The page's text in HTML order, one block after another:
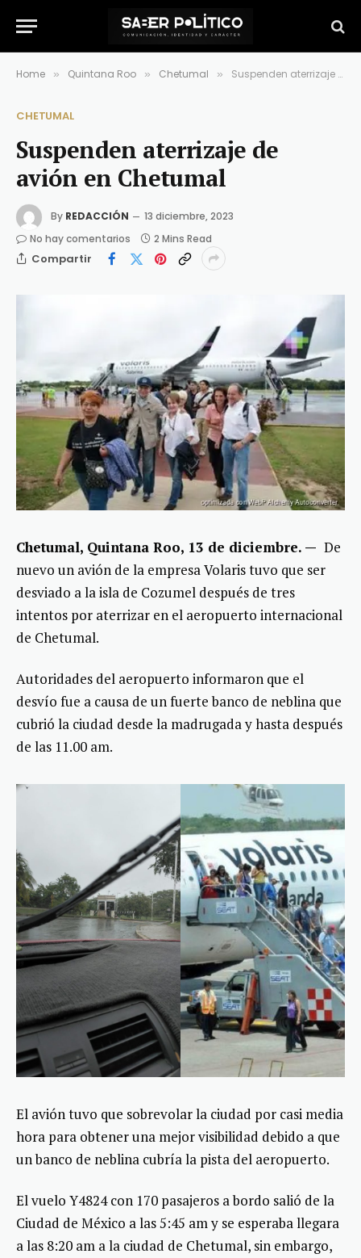
Home » Quintana Roo » Chetumal » Suspenden aterrizaje de avión en Chetumal
CHETUMAL
Suspenden aterrizaje de
avión en Chetumal
By REDACCIÓN
13 diciembre, 2023
No hay comentarios
2 Mins Read
Compartir
Chetumal, Quintana Roo, 13 de diciembre. — De
nuevo un avión de la empresa Volaris tuvo que ser
desviado a la isla de Cozumel después de tres
intentos por aterrizar en el aeropuerto internacional
de Chetumal.
Autoridades del aeropuerto informaron que el
desvío fue a causa de un fuerte banco de neblina que
cubrió la ciudad desde la madrugada y hasta después
de las 11.00 am.
El avión tuvo que sobrevolar la ciudad por casi media
hora para obtener una mejor visibilidad debido a que
un banco de neblina cubría la pista del aeropuerto.
El vuelo Y4824 con 170 pasajeros a bordo salió de la
Ciudad de México a las 5:45 am y se esperaba llegara
a las 8:20 am a la ciudad de Chetumal, sin embargo,